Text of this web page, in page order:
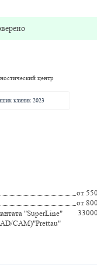
центр
клиник 2023
от
от
"SuperLine"
CAM)"Prettau"